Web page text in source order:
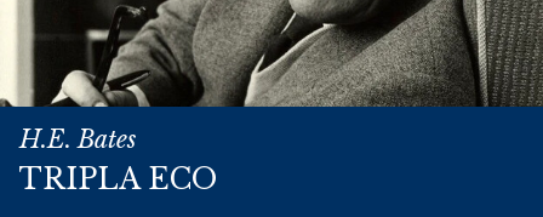
H.E. Bates
TRIPLA ECO